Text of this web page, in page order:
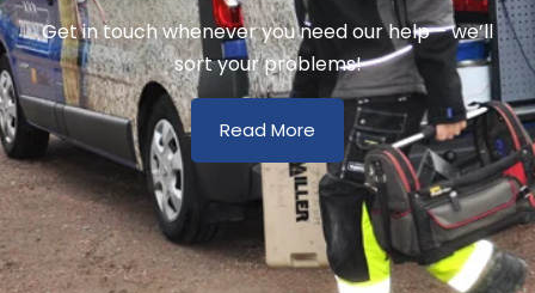
Get in touch whenever you need our help – we’ll
sort your problems!
Read More